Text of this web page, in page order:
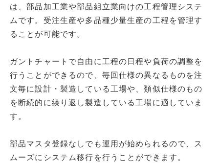
は、部品加工業や部品組立業向けの工程管理システ
ムです。受注生産や多品種少量生産の工程を管理す
ることが可能です。
ガントチャートで自由に工程の日程や負荷の調整を
行うことができるので、毎回仕様の異なるものを注
文毎に設計・製造している工場や、類似仕様のもの
を断続的に繰り返し製造している工場に適していま
す。
部品マスタ登録なしでも運用が始められるので、ス
ムーズにシステム移行を行うことができます。